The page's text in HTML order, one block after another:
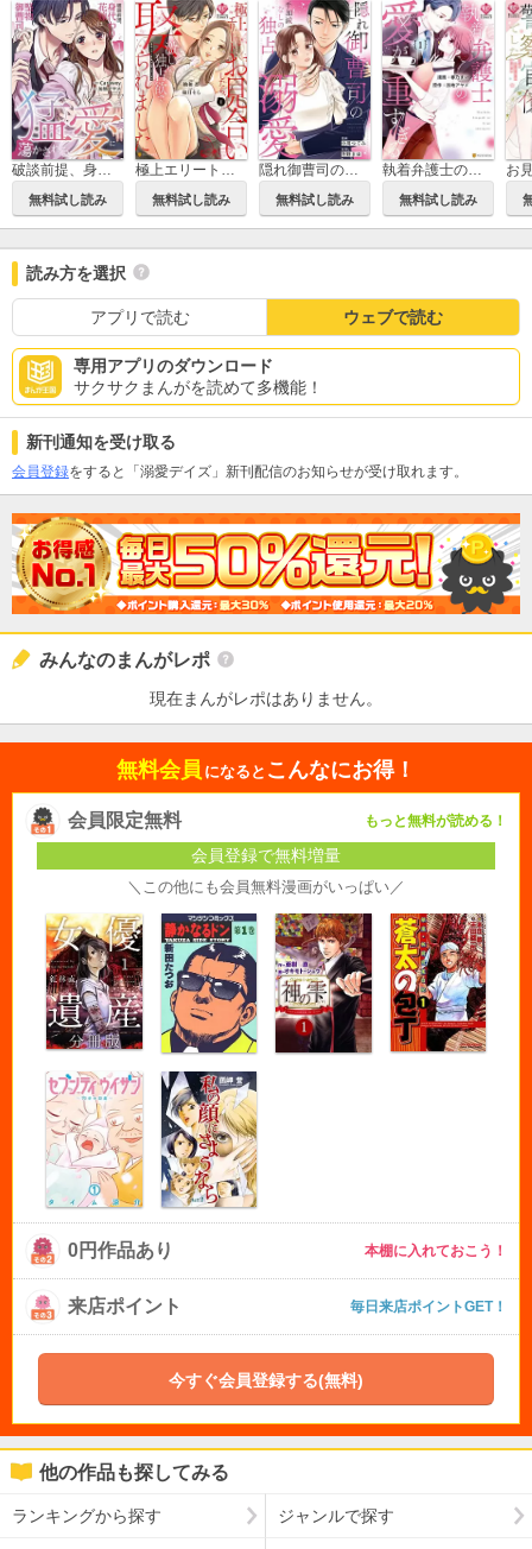
破談前提、身代わり花嫁は堅物御曹司の猛愛に蕩かされる
無料試し読み
極上エリートとお見合いしたら、激しい独占欲で娶られました 俺様上司と性癖が一致しています
無料試し読み
隠れ御曹司の手加減なしの独占溺愛（分冊版）
無料試し読み
執着弁護士の愛が重すぎる
無料試し読み
読み方を選択
アプリで読む ウェブで読む
専用アプリのダウンロード
サクサクまんがを読めて多機能！
新刊通知を受け取る
会員登録をすると「溺愛デイズ」新刊配信のお知らせが受け取れます。
みんなのまんがレポ
現在まんがレポはありません。
無料会員 になると こんなにお得！
会員限定無料 もっと無料が読める！
会員登録で無料増量
＼この他にも会員無料漫画がいっぱい／
0円作品あり 本棚に入れておこう！
来店ポイント 毎日来店ポイントGET！
今すぐ会員登録する(無料)
他の作品も探してみる
ランキングから探す ジャンルで探す